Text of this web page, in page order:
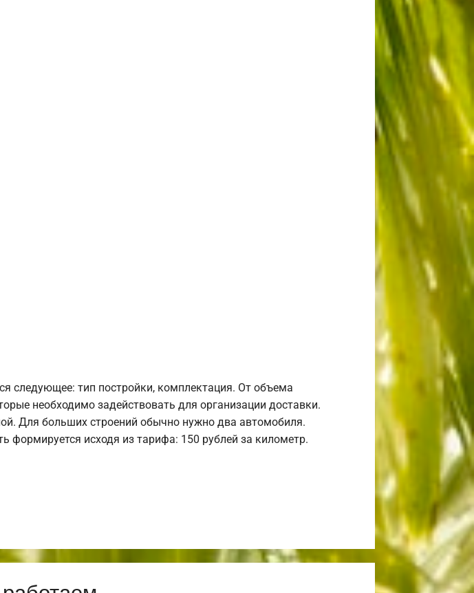
следующее: тип постройки, комплектация. От объема
необходимо задействовать для организации доставки.
Для больших строений обычно нужно два автомобиля.
формируется исходя из тарифа: 150 рублей за километр.